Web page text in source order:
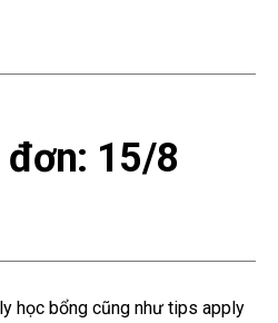
đơn: 15/8
học bổng cũng như tips apply